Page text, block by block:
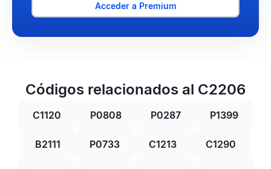
Acceder a Premium
Códigos relacionados al C2206
C1120 P0808 P0287 P1399
B2111 P0733 C1213 C1290